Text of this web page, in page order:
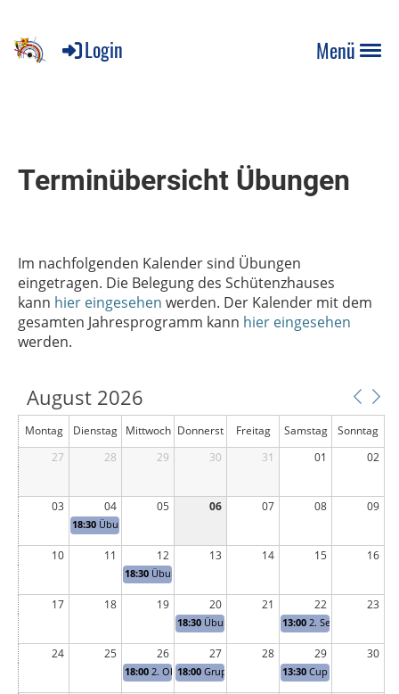
Menü
Login
Terminübersicht Übungen
Im nachfolgenden Kalender sind Übungen
eingetragen. Die Belegung des Schütenzhauses
kann hier eingesehen werden. Der Kalender mit dem
gesamten Jahresprogramm kann hier eingesehen
werden.
August 2026
Montag Dienstag Mittwoch Donnerst
Freitag Samstag
Sonntag
27
28 29 30 31 01 02
03 04 05 06 07 08 09
10 11 12 13 14 15 16
17 18 19 20 21 22 23
24 25 26 27 28 29 30
18:30 Übung
18:30 Übung
18:30 Übung 13:00 2. Sektions -
18:00 2. Obligatorisch
18:00 Gruppentraining 13:30 Cup -